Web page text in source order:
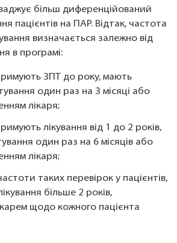
більш диференційований
пацієнтів на ПАР. Відтак, частота
визначається залежно від
в програмі:
ЗПТ до року, мають
один раз на 3 місяці або
лікаря;
лікування від 1 до 2 років,
один раз на 6 місяців або
лікаря;
таких перевірок у пацієнтів,
більше 2 років,
щодо кожного пацієнта